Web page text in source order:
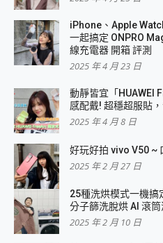
iPhone、Apple
一起搞定 ONPRO
線充電器 開箱 評測
2025 年 4 月 23 日
動靜皆宜「HUAWEI
感配戴! 超穩超服貼
2025 年 4 月 8 日
好玩好拍 vivo V50 ~
2025 年 2 月 27 日
25種洗烘模式一機
分子篩洗脫烘 AI 滾
2025 年 2 月 10 日